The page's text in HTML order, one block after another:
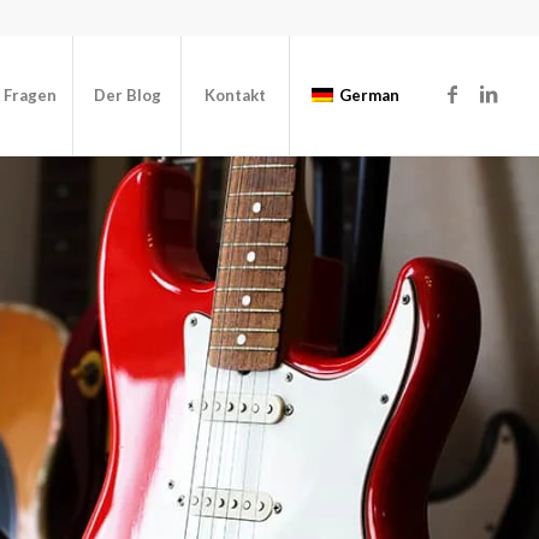
Der Blog Kontakt German